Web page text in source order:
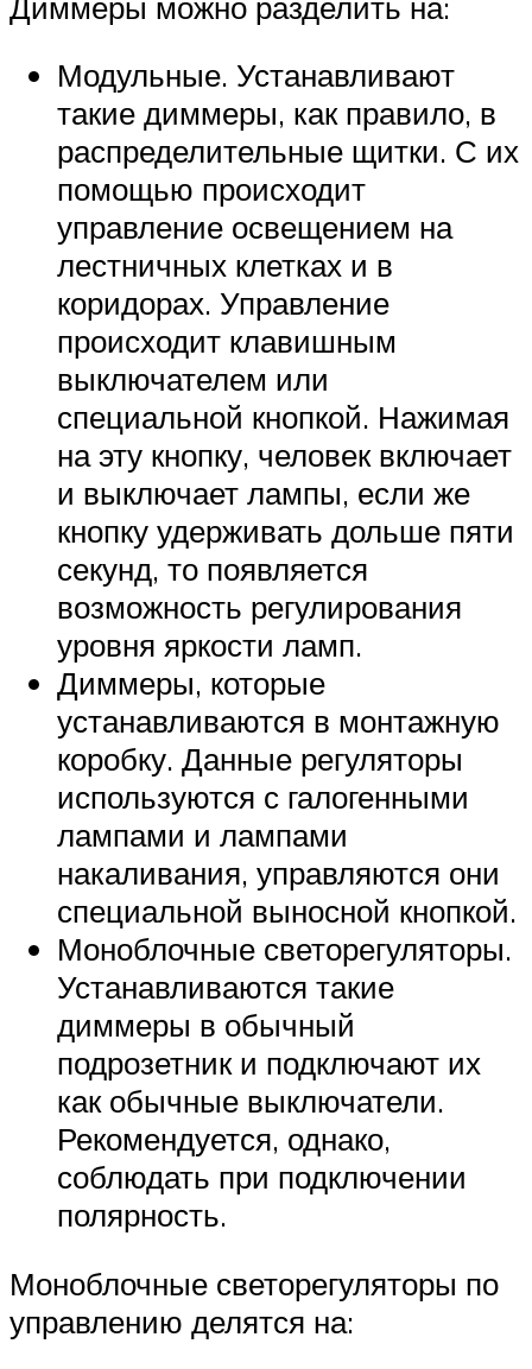
Модульные. Устанавливают
такие диммеры, как правило, в
распределительные щитки. С их
помощью происходит
управление освещением на
лестничных клетках и в
коридорах. Управление
происходит клавишным
выключателем или
специальной кнопкой. Нажимая
на эту кнопку, человек включает
и выключает лампы, если же
кнопку удерживать дольше пяти
секунд, то появляется
возможность регулирования
уровня яркости ламп.
Диммеры, которые
устанавливаются в монтажную
коробку. Данные регуляторы
используются с галогенными
лампами и лампами
накаливания, управляются они
специальной выносной кнопкой.
Моноблочные светорегуляторы.
Устанавливаются такие
диммеры в обычный
подрозетник и подключают их
как обычные выключатели.
Рекомендуется, однако,
соблюдать при подключении
полярность.
Моноблочные светорегуляторы по
управлению делятся на: